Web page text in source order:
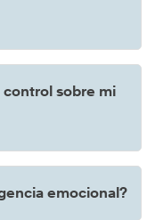
control sobre mi
emocional?